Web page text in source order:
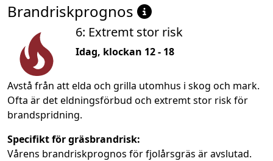
Brandriskprognos
6: Extremt stor risk
Idag, klockan 12 - 18
Avstå från att elda och grilla utomhus i skog och mark.
Ofta är det eldningsförbud och extremt stor risk för
brandspridning.
Specifikt för gräsbrandrisk:
Vårens brandriskprognos för fjolårsgräs är avslutad.